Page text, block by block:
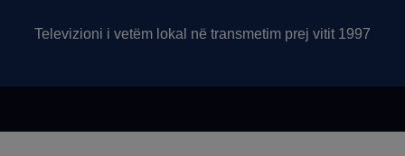
Televizioni i vetëm lokal në transmetim prej vitit 1997